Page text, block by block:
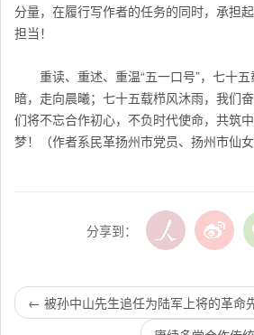
分量，在履行写作者的任务的同时，承担
担当！
重读、重述、重温“五一口号”，七十
暗，走向晨曦；七十五载栉风沐雨，我们
们将不忘合作初心，不负时代使命，共筑
梦！（作者系民革扬州市党员、扬州市仙女
分享到：
← 被孙中山先生追任为陆军上将的革命